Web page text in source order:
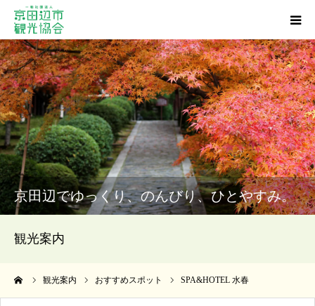
京田辺でゆっくり、のんびり、ひとやすみ。
観光案内
観光案内 おすすめスポット SPA&HOTEL 水春
観光スポット
グルメ
ショッピング
宿泊・温泉